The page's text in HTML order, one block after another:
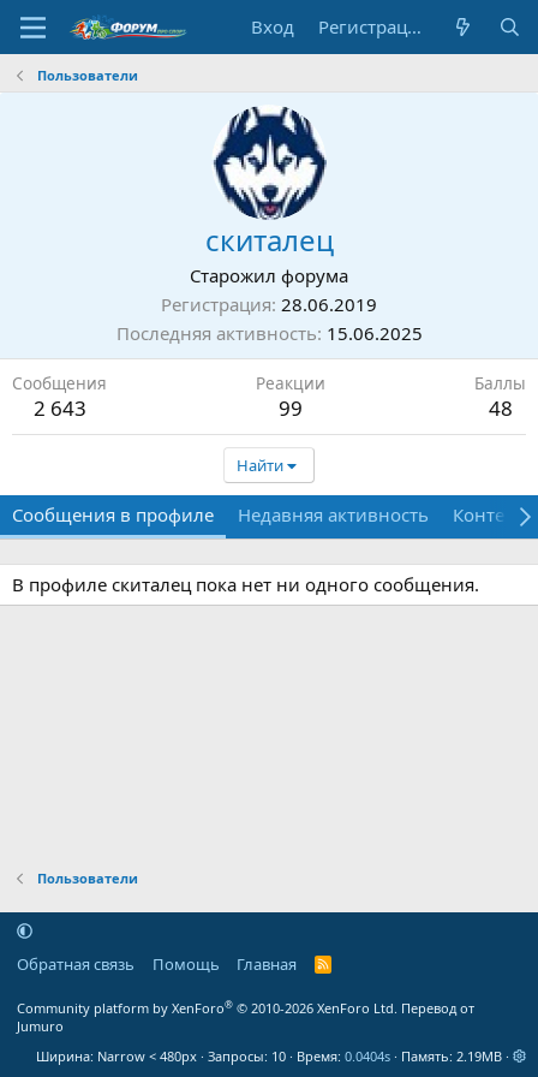
Вход Регистрация
Пользователи
скиталец
Старожил форума
Регистрация 28.06.2019
Последняя активность 15.06.2025
Сообщения
2 643
Реакции
99
Баллы
48
Найти
Сообщения в профиле Недавняя активность Контент
В профиле скиталец пока нет ни одного сообщения.
Пользователи
Обратная связь Помощь Главная
R
Community platform by XenForo® © 2010-2026 XenForo Ltd. Перевод от
Jumuro
Ширина
Запросы 10 Время 0.0404s Память 2.19MB